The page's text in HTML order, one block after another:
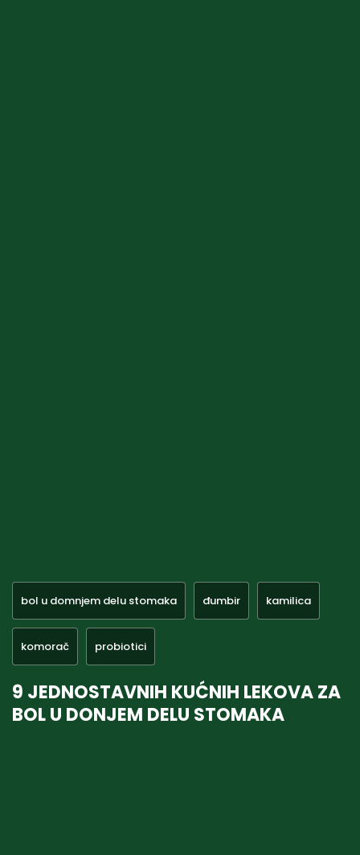
bol u domnjem delu stomaka đumbir kamilica
komorač probiotici
9 JEDNOSTAVNIH KUĆNIH LEKOVA ZA
BOL U DONJEM DELU STOMAKA